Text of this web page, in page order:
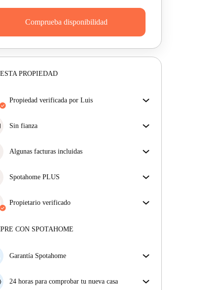
Comprueba disponibilidad
PROPIEDAD
propiedad verificada por Luis
asegurar que obtienes exactamente lo que ves en el
Más sobre la verificación
Sin fianza
mudanza sin depósito.
Algunas facturas incluidas
la descripción del anuncio para ver qué suministros
Spotahome PLUS
más exigentes. Estándares más altos de seguridad y
soporte adicional durante todo el alquiler.
Propietario verificado
Más sobre este arrendador
CON SPOTAHOME
Garantía Spotahome
horas previas a la fecha de entrada, Spotahome A) te
24 horas para comprobar tu nueva casa